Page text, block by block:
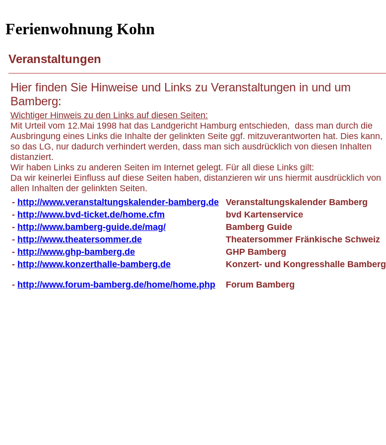
Ferienwohnung Kohn
Veranstaltungen
Hier finden Sie Hinweise und Links zu Veranstaltungen in und um
Bamberg:
Wichtiger Hinweis zu den Links auf diesen Seiten:
Mit Urteil vom 12.Mai 1998 hat das Landgericht Hamburg entschieden, dass man durch die
Ausbringung eines Links die Inhalte der gelinkten Seite ggf. mitzuverantworten hat. Dies kann,
so das LG, nur dadurch verhindert werden, dass man sich ausdrücklich von diesen Inhalten
distanziert.
Wir haben Links zu anderen Seiten im Internet gelegt. Für all diese Links gilt:
Da wir keinerlei Einfluss auf diese Seiten haben, distanzieren wir uns hiermit ausdrücklich von
allen Inhalten der gelinkten Seiten.
- http://www.veranstaltungskalender-bamberg.de
Veranstaltungskalender Bamberg
- http://www.bvd-ticket.de/home.cfm
bvd Kartenservice
- http://www.bamberg-guide.de/mag/
Bamberg Guide
- http://www.theatersommer.de
Theatersommer Fränkische Schweiz
- http://www.ghp-bamberg.de
GHP Bamberg
- http://www.konzerthalle-bamberg.de Konzert- und Kongresshalle Bamberg
- http://www.forum-bamberg.de/home/home.php Forum Bamberg